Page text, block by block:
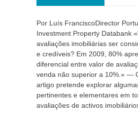
Por Luís FranciscoDirector
Investment Property Databank
avaliações imobiliárias ser
e credíveis? Em 2009, 80%
diferencial entre valor de
venda não superior a 10%.» —
artigo pretende explorar
pertinentes e elementares em
avaliações de activos